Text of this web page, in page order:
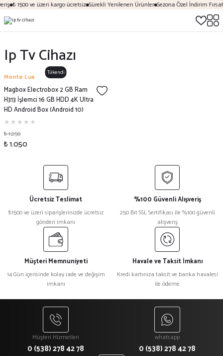
₺ 1500 ve üzeri kargo ücretsiz Sürekli Yenilenen Ürünler Sezona Özel İndirim
Ip Tv Cihazı
Tükendi
Monte Lua
Magbox Electrobox 2 GB Ram
H313 İşlemci 16 GB HDD 4K Ultra
HD Android Box (Android 10)
₺ 1.250
₺ 1.050
Ücretsiz Teslimat
₺1500 ve üzeri siparişlerinizde ücretsiz
gönderi imkanı
%100 Güvenli Alışveriş
250 Bit SSL Sertifikası ile %100 güvenli
alışveriş
Müşteri Memnuniyeti
14 Gün içerisinde kolay iade ve değişim
imkanı
Havale ve Taksit İmkanı
Kredi kartınıza taksit ve banka havalesi
ile ödeme
Müşteri Hizmetleri
0 (538) 278 42 78
whatsapp
0 (538) 278 42 78